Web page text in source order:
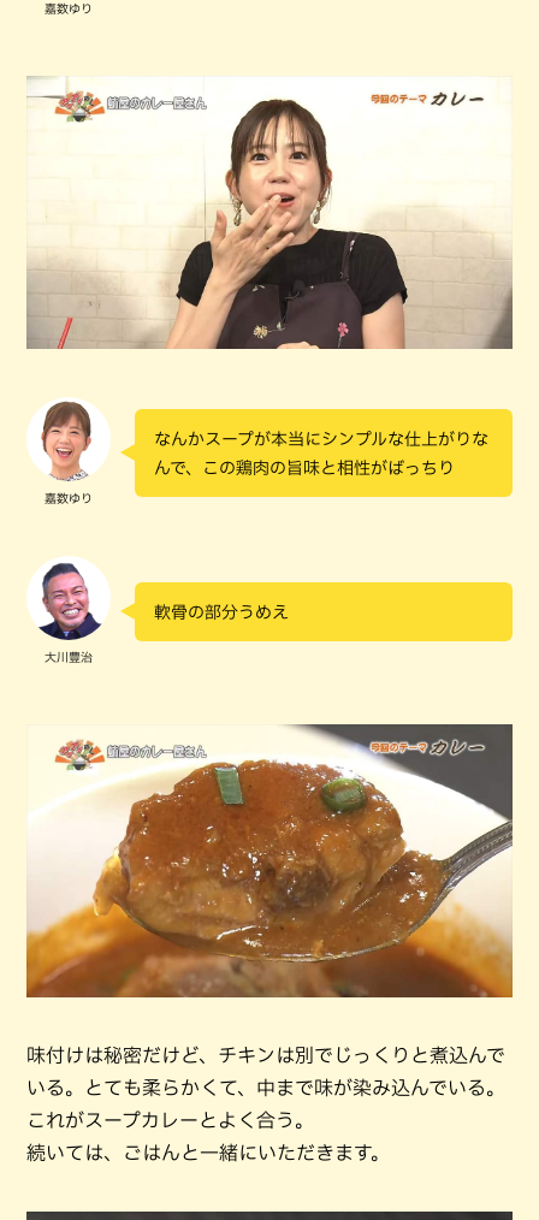
嘉数ゆり
嘉数ゆり
なんかスープが本当にシンプルな仕上がりな
んで、この鶏肉の旨味と相性がばっちり
大川豊治
軟骨の部分うめえ
味付けは秘密だけど、チキンは別でじっくりと煮込んで
いる。とても柔らかくて、中まで味が染み込んでいる。
これがスープカレーとよく合う。
続いては、ごはんと一緒にいただきます。